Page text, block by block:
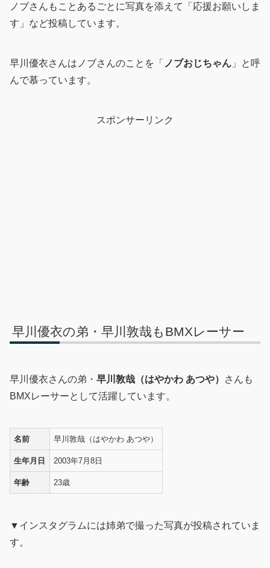
ノブさんもことあるごとに写真を添えて「応援お願いしま
す」など投稿しています。
早川優衣さんはノブさんのことを「 ノブおじちゃん 」と呼
んで慕っています。
スポンサーリンク
早川優衣の弟・早川敦哉もBMXレーサー
早川優衣さんの弟・ 早川敦哉（はやかわ あつや）
さんも
BMXレーサーとして活躍しています。
名前 早川敦哉（はやかわ あつや）
生年月日 2003年7月8日
年齢 23歳
▼インスタグラムには姉弟で撮った写真が投稿されていま
す。